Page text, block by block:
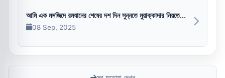
আমি এক মসজিদে রমযানের শেষের দশ দিন সুন্নতে মুয়াক্কাদার নিয়তে...
08 Sep, 2025